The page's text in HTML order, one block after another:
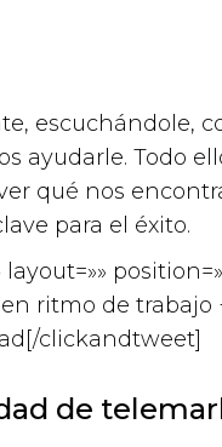
escuchándole,
ayudarle. Todo
qué nos
para el éxito.
ritmo de
clickandtweet]
de